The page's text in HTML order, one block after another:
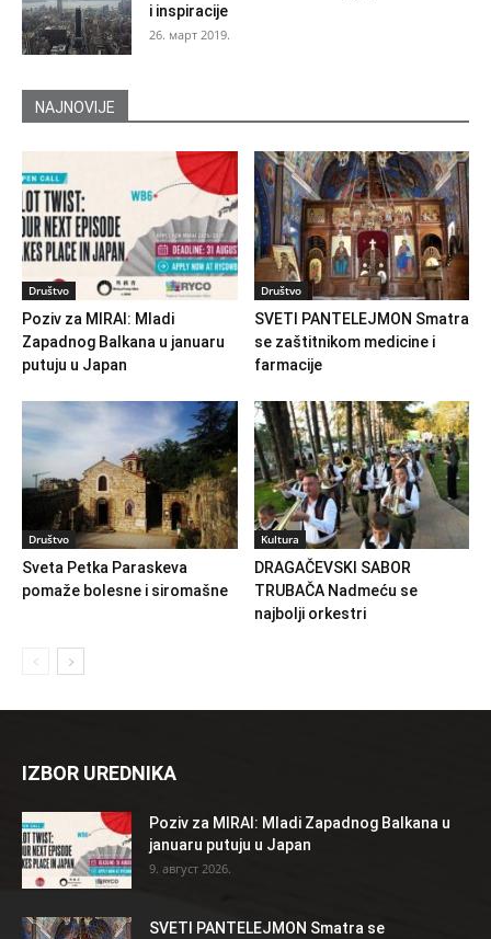
i inspiracije
26. март 2019.
NAJNOVIJE
Društvo
Poziv za MIRAI: Mladi
Zapadnog Balkana u januaru
putuju u Japan
Društvo
SVETI PANTELEJMON Smatra
se zaštitnikom medicine i
farmacije
Društvo
Sveta Petka Paraskeva
pomaže bolesne i siromašne
Kultura
DRAGAČEVSKI SABOR
TRUBAČA Nadmeću se
najbolji orkestri
IZBOR UREDNIKA
Poziv za MIRAI: Mladi Zapadnog Balkana u
januaru putuju u Japan
9. август 2026.
SVETI PANTELEJMON Smatra se